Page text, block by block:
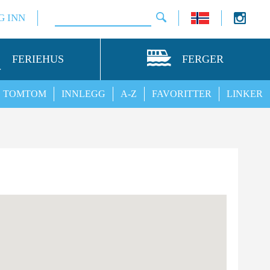
INN
FERIEHUS FERGER
LINKER
FAVORITTER
A-Z
INNLEGG
TOMTOM